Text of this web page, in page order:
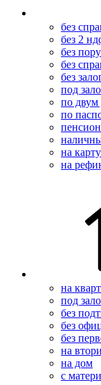
без
без 2
без
без
без
под
по двум
по
на карту
на
на
под
без
без
без
на
на дом
с